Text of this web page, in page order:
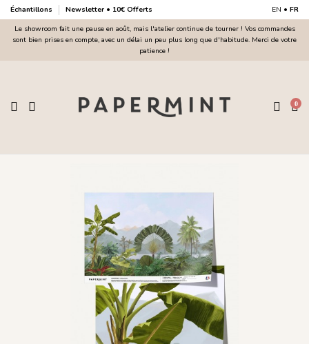
Échantillons Newsletter • 10€ Offerts EN • FR
Le showroom fait une pause en août, mais l'atelier continue de tourner ! Vos commandes
sont bien prises en compte, avec un délai un peu plus long que d'habitude. Merci de votre
patience !
0